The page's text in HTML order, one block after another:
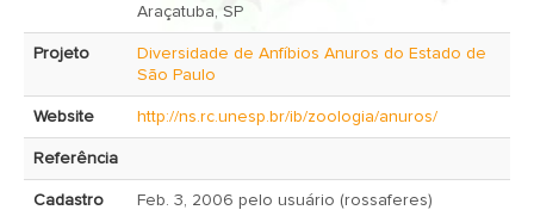
Araçatuba, SP
Projeto
Diversidade de Anfíbios Anuros do Estado de
São Paulo
Website http://ns.rc.unesp.br/ib/zoologia/anuros/
Referência
Cadastro Feb. 3, 2006 pelo usuário (rossaferes)